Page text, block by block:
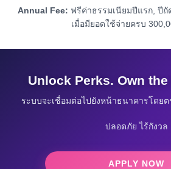
Annual Fee: ฟรีค่าธรรมเนียมปีแรก, ปีถั
เมื่อมียอดใช้จ่ายครบ
Unlock Perks. Own
ระบบจะเชื่อมต่อไปยังหน้าธนาคารโดย
ปลอดภัย ไร้กังวล
APPLY NOW